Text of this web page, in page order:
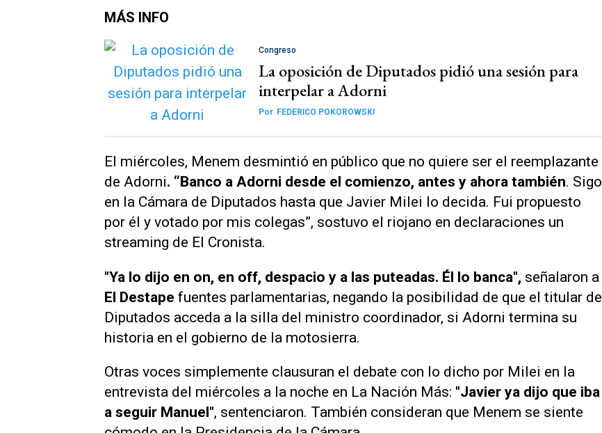
MÁS INFO
Congreso
La oposición de Diputados pidió una sesión para
interpelar a Adorni
Por FEDERICO POKOROWSKI
El miércoles, Menem desmintió en público que no quiere ser el reemplazante
de Adorni. “Banco a Adorni desde el comienzo, antes y ahora también. Sigo
en la Cámara de Diputados hasta que Javier Milei lo decida. Fui propuesto
por él y votado por mis colegas”, sostuvo el riojano en declaraciones un
streaming de El Cronista.
"Ya lo dijo en on, en off, despacio y a las puteadas. Él lo banca", señalaron a
El Destape fuentes parlamentarias, negando la posibilidad de que el titular de
Diputados acceda a la silla del ministro coordinador, si Adorni termina su
historia en el gobierno de la motosierra.
Otras voces simplemente clausuran el debate con lo dicho por Milei en la
entrevista del miércoles a la noche en La Nación Más: "Javier ya dijo que iba
a seguir Manuel", sentenciaron. También consideran que Menem se siente